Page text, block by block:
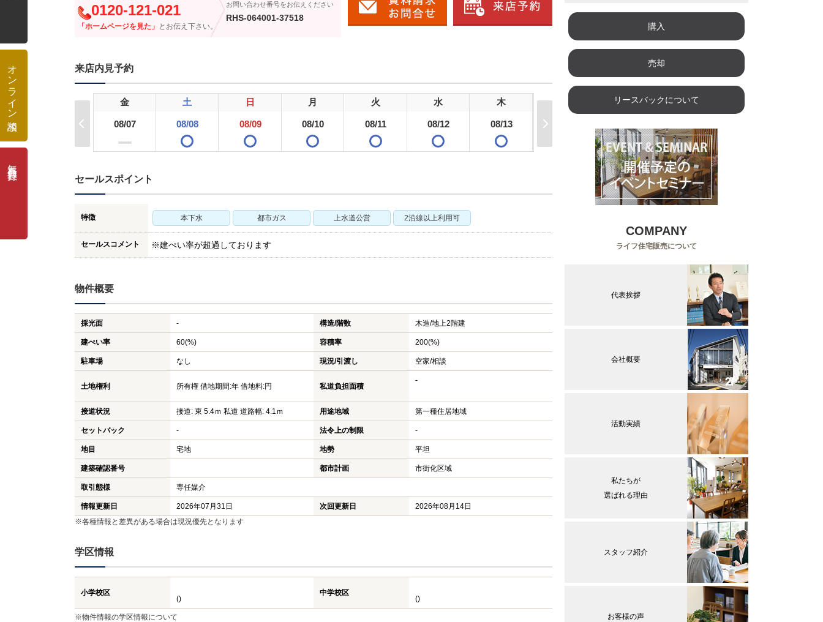
0120-121-021
「ホームページを見た」 とお伝え下さい。
お問い合わせ番号をお伝えください
RHS-064001-37518
来店内見予約
金
08/07
ー
土
08/08
日
08/09
月
08/10
火
08/11
水
08/12
木
08/13
土 日
セールスポイント
特徴 本下水 都市ガス 上水道公営 2沿線以上利用可
セールスコメント ※建ぺい率が超過しております
物件概要
採光面 - 構造/階数 木造/地上2階建
建ぺい率 60(%) 容積率 200(%)
駐車場 なし 現況/引渡し 空家/相談
土地権利 所有権 借地期間:年 借地料:円 私道負担面積
-
接道状況 接道: 東 5.4ｍ 私道 道路幅: 4.1ｍ 用途地域 第一種住居地域
セットバック - 法令上の制限 -
地目 宅地 地勢 平坦
建築確認番号 都市計画 市街化区域
取引態様 専任媒介
情報更新日 2026年07月31日 次回更新日
2026年08月14日
※各種情報と差異がある場合は現況優先となります
学区情報
小学校区
()
中学校区
()
※物件情報の学区情報について
購入
売却
リースバックについて
COMPANY
ライフ住宅販売について
代表挨拶
会社概要
活動実績
私たちが
選ばれる理由
スタッフ紹介
お客様の声
オンライン相談